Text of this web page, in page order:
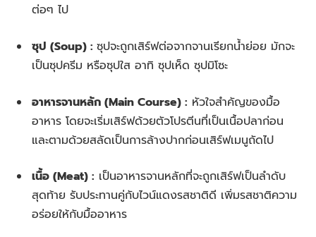
ต่อๆ ไป
ซุป (Soup) : ซุปจะถูกเสิร์ฟต่อจากจานเรียกน้ำย่อย มักจะ
เป็นซุปครีม หรือซุปใส อาทิ ซุปเห็ด ซุปมิโซะ
อาหารจานหลัก (Main Course) : หัวใจสำคัญของมื้อ
อาหาร โดยจะเริ่มเสิร์ฟด้วยตัวโปรตีนที่เป็นเนื้อปลาก่อน
และตามด้วยสลัดเป็นการล้างปากก่อนเสิร์ฟเมนูถัดไป
เนื้อ (Meat) : เป็นอาหารจานหลักที่จะถูกเสิร์ฟเป็นลำดับ
สุดท้าย รับประทานคู่กับไวน์แดงรสชาติดี เพิ่มรสชาติความ
อร่อยให้กับมื้ออาหาร